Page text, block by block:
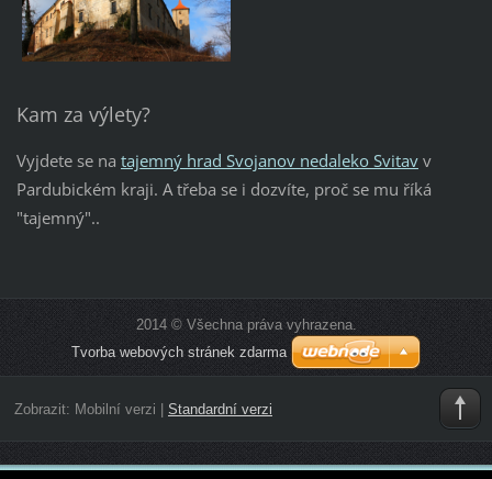
Kam za výlety?
Vyjdete se na tajemný hrad Svojanov nedaleko Svitavv
Pardubickém kraji. A třeba se i dozvíte, proč se mu říká
"tajemný"..
2014 © Všechna práva vyhrazena.
Tvorba webových stránek zdarma
Zobrazit: Mobilní verzi Standardní verzi